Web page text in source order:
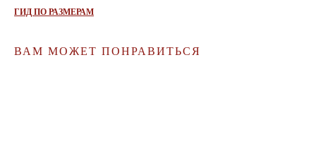
ГИД ПО РАЗМЕРАМ
ВАМ МОЖЕТ ПОНРАВИТЬСЯ